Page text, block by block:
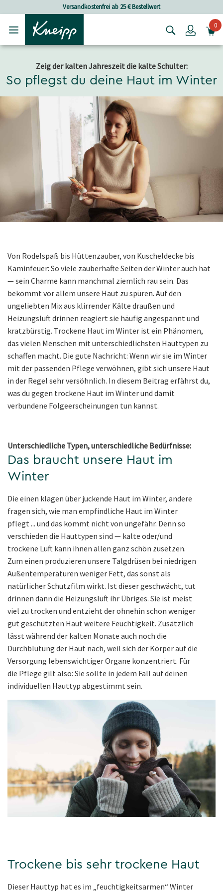
Skip to main content
Skip to footer contentVersandkostenfrei ab 25 € Bestellwert
Login0
Zeig der kalten Jahreszeit die kalte Schulter:
So pflegst du deine Haut im Winter
Von Rodelspaß bis Hüttenzauber, von Kuscheldecke bis
Kaminfeuer: So viele zauberhafte Seiten der Winter auch hat
— sein Charme kann manchmal ziemlich rau sein. Das
bekommt vor allem unsere Haut zu spüren. Auf den
ungeliebten Mix aus klirrender Kälte draußen und
Heizungsluft drinnen reagiert sie häufig angespannt und
kratzbürstig. Trockene Haut im Winter ist ein Phänomen,
das vielen Menschen mit unterschiedlichsten Hauttypen zu
schaffen macht. Die gute Nachricht: Wenn wir sie im Winter
mit der passenden Pflege verwöhnen, gibt sich unsere Haut
in der Regel sehr versöhnlich. In diesem Beitrag erfährst du,
was du gegen trockene Haut im Winter und damit
verbundene Folgeerscheinungen tun kannst.
Unterschiedliche Typen, unterschiedliche Bedürfnisse:
Das braucht unsere Haut im
Winter
Die einen klagen über juckende Haut im Winter, andere
fragen sich, wie man empfindliche Haut im Winter
pflegt ... und das kommt nicht von ungefähr. Denn so
verschieden die Hauttypen sind — kalte oder/und
trockene Luft kann ihnen allen ganz schön zusetzen.
Zum einen produzieren unsere Talgdrüsen bei niedrigen
Außentemperaturen weniger Fett, das sonst als
natürlicher Schutzfilm wirkt. Ist dieser geschwächt, tut
drinnen dann die Heizungsluft ihr Übriges. Sie ist meist
viel zu trocken und entzieht der ohnehin schon weniger
gut geschützten Haut weitere Feuchtigkeit. Zusätzlich
lässt während der kalten Monate auch noch die
Durchblutung der Haut nach, weil sich der Körper auf die
Versorgung lebenswichtiger Organe konzentriert. Für
die Pflege gilt also: Sie sollte in jedem Fall auf deinen
individuellen Hauttyp abgestimmt sein.
Trockene bis sehr trockene Haut
Dieser Hauttyp hat es im „feuchtigkeitsarmen“ Winter